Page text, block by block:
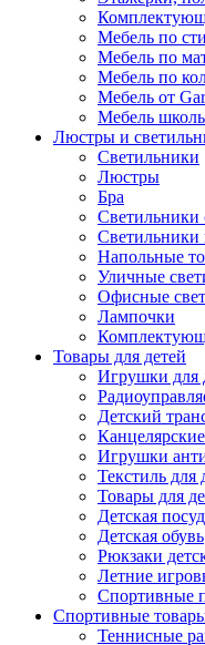
Мебель по
Мебель по
Мебель по
Мебель от
Мебель
Люстры и
Светильники
Люстры
Бра
Светильники
Светильники
Напольные
Уличные
Офисные
Лампочки
Товары для детей
Игрушки для
Детский
Игрушки
Текстиль для
Товары для
Детская
Детская обувь
Рюкзаки
Летние
Спортивные
Спортивные
Теннисные